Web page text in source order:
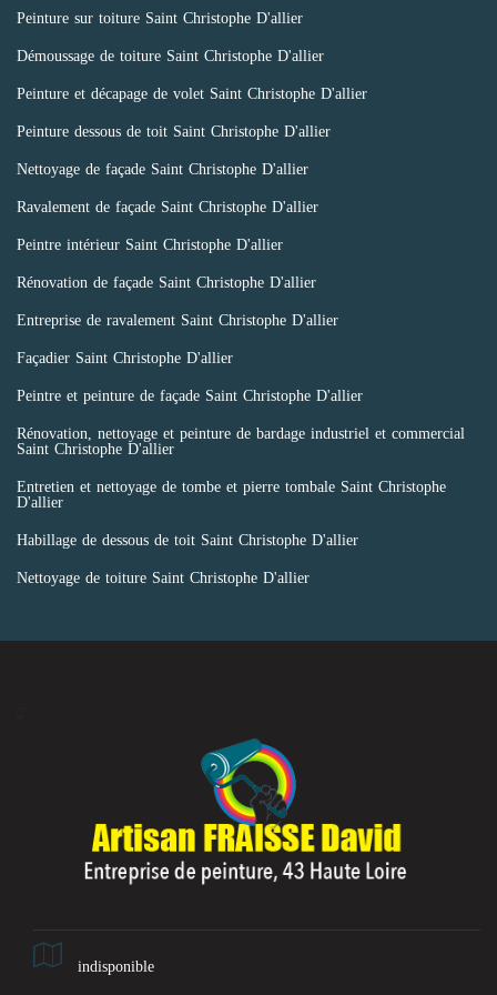
Peinture sur toiture Saint Christophe D'allier
Démoussage de toiture Saint Christophe D'allier
Peinture et décapage de volet Saint Christophe D'allier
Peinture dessous de toit Saint Christophe D'allier
Nettoyage de façade Saint Christophe D'allier
Ravalement de façade Saint Christophe D'allier
Peintre intérieur Saint Christophe D'allier
Rénovation de façade Saint Christophe D'allier
Entreprise de ravalement Saint Christophe D'allier
Façadier Saint Christophe D'allier
Peintre et peinture de façade Saint Christophe D'allier
Rénovation, nettoyage et peinture de bardage industriel et commercial
Saint Christophe D'allier
Entretien et nettoyage de tombe et pierre tombale Saint Christophe
D'allier
Habillage de dessous de toit Saint Christophe D'allier
Nettoyage de toiture Saint Christophe D'allier
indisponible